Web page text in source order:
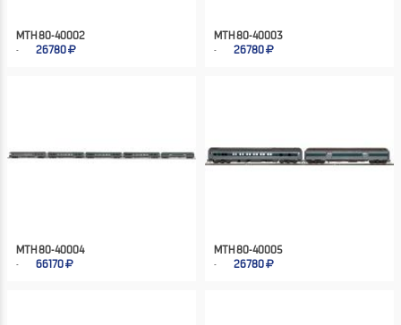
MTH 80-40002
26780
MTH 80-40003
26780
MTH 80-40004
66170
MTH 80-40005
26780